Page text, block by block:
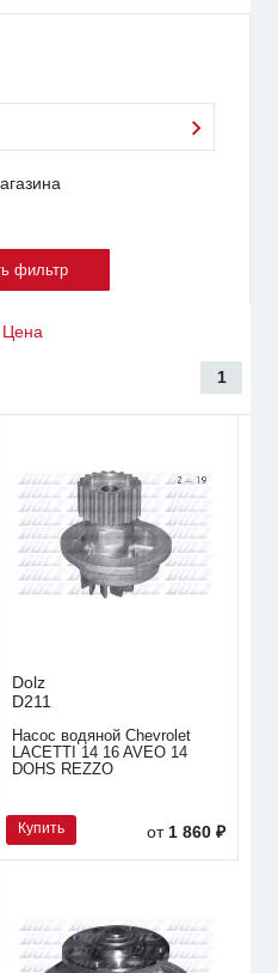
Цена
1
Dolz
D211
Насос водяной Chevrolet
LACETTI 14 16 AVEO 14
DOHS REZZO
Купить от 1 860 ₽